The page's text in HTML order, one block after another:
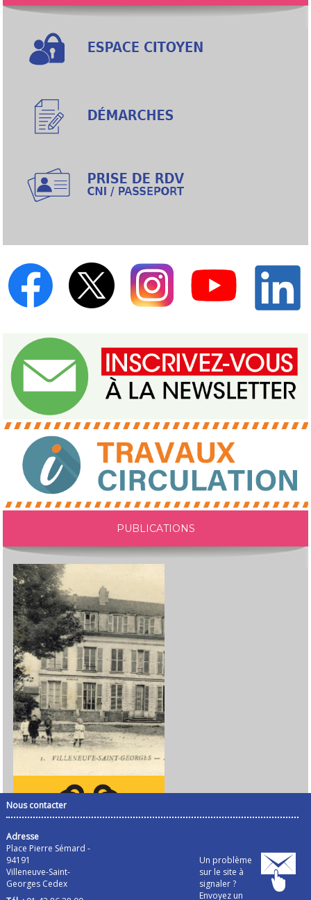
PUBLICATIONS
Nous contacter
Adresse
Place Pierre Sémard -
94191
Villeneuve-Saint-
Georges Cedex
Un problème
sur le site à
signaler ?
Envoyez un